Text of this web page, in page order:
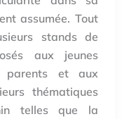
assumée. Tout
stands de
aux jeunes
parents et aux
thématiques
telles que la